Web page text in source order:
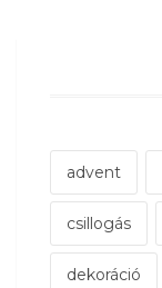
advent
csillogás
dekoráció